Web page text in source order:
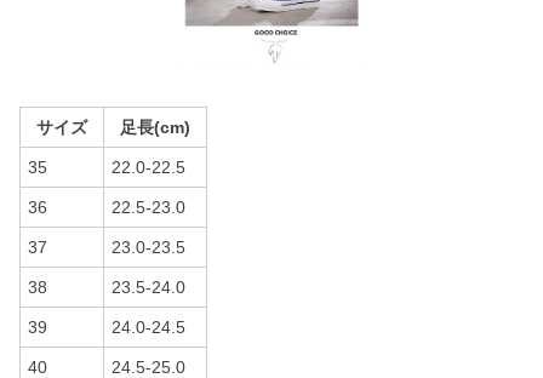
サイズ 足長(cm)
35 22.0-22.5
36 22.5-23.0
37 23.0-23.5
38 23.5-24.0
39 24.0-24.5
40 24.5-25.0